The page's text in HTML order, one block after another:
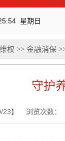
星期日
权 >> 金融消保
守护
23】 浏览次数：